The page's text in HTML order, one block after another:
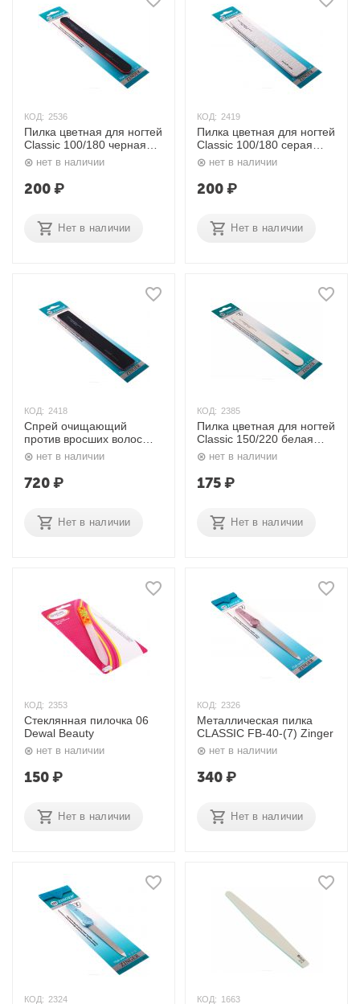
КОД: 2536
Пилка цветная для ногтей
Classic 100/180 черная
EF-01 Zinger
нет в наличии
200₽
Нет в наличии
КОД: 2419
Пилка цветная для ногтей
Classic 100/180 серая
EG-03 Zinger
нет в наличии
200₽
Нет в наличии
КОД: 2418
Спрей очищающий
против вросших волос
Tropical Fruit Spray 250
мл Aravia
нет в наличии
720₽
Нет в наличии
КОД: 2385
Пилка цветная для ногтей
Classic 150/220 белая
прямая SLE-327-D Zinger
нет в наличии
175₽
Нет в наличии
КОД: 2353
Стеклянная пилочка 06
Dewal Beauty
нет в наличии
150₽
Нет в наличии
КОД: 2326
Металлическая пилка
CLASSIC FB-40-(7) Zinger
нет в наличии
340₽
Нет в наличии
КОД: 2324 КОД: 1663